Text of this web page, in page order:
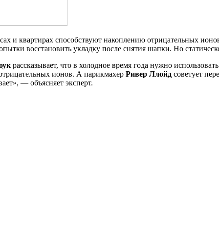
и квартирах способствуют накоплению отрицательных
восстановить укладку после снятия шапки. Но
рассказывает, что в холодное время года нужно
ионов. А парикмахер Ривер Ллойд советует
— объясняет эксперт.